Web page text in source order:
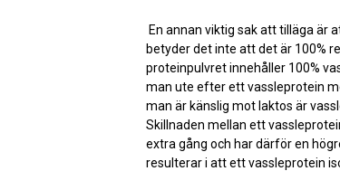
En annan viktig sak att tilläga är
betyder det inte att det är 100%
proteinpulvret innehåller 100%
man ute efter ett vassleprotein
man är känslig mot laktos är
Skillnaden mellan ett
extra gång och har därför en
resulterar i att ett vassleprotein